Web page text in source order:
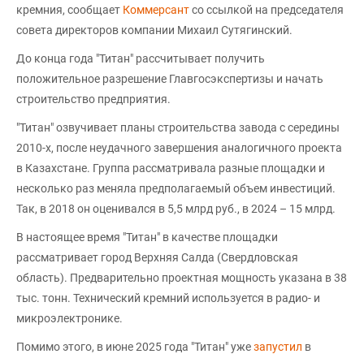
кремния, сообщает Коммерсантсо ссылкой на председателя
совета директоров компании Михаил Сутягинский.
До конца года "Титан" рассчитывает получить
положительное разрешение Главгосэкспертизы и начать
строительство предприятия.
"Титан" озвучивает планы строительства завода с середины
2010-х, после неудачного завершения аналогичного проекта
в Казахстане. Группа рассматривала разные площадки и
несколько раз меняла предполагаемый объем инвестиций.
Так, в 2018 он оценивался в 5,5 млрд руб., в 2024 – 15 млрд.
В настоящее время "Титан" в качестве площадки
рассматривает город Верхняя Салда (Свердловская
область). Предварительно проектная мощность указана в 38
тыс. тонн. Технический кремний используется в радио- и
микроэлектронике.
Помимо этого, в июне 2025 года "Титан" ужезапустил в